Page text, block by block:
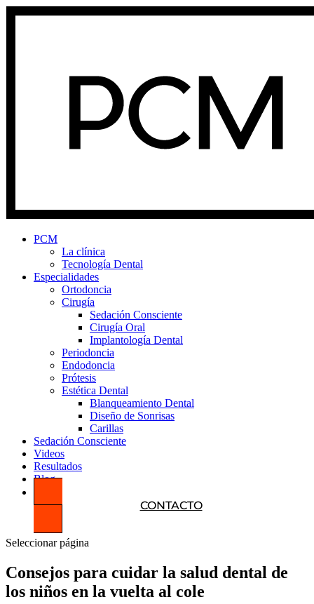
PCM
La clínica
Tecnología Dental
Especialidades
Ortodoncia
Cirugía
Sedación Consciente
Cirugía Oral
Implantología Dental
Periodoncia
Endodoncia
Prótesis
Estética Dental
Blanqueamiento Dental
Diseño de Sonrisas
Carillas
Sedación Consciente
Videos
Resultados
Blog
CONTACTO
Seleccionar página
Consejos para cuidar la salud dental de
los niños en la vuelta al cole